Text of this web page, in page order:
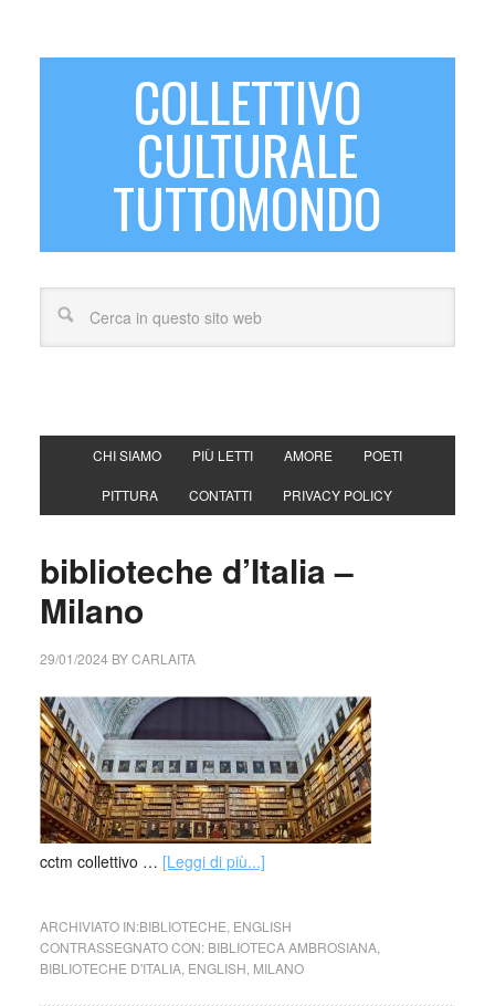
COLLETTIVO
CULTURALE
TUTTOMONDO
CHI SIAMO PIÙ LETTI AMORE POETI
PITTURA CONTATTI PRIVACY POLICY
biblioteche d’Italia –
Milano
29/01/2024 BYCARLAITA
cctm collettivo … [Leggi di più...]
ARCHIVIATO IN:BIBLIOTECHE ENGLISH
CONTRASSEGNATO CON: BIBLIOTECA AMBROSIANA,
BIBLIOTECHE D'ITALIA, ENGLISH MILANO